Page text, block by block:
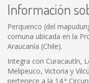
Información
Perquenco (del
comuna ubicada en la
Araucanía (Chile).
Integra con Curacautín,
Melipeuco, Victoria y
pertenece a la 14.ª